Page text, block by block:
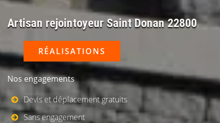
Artisan rejointoyeur Saint Donan 22800
RÉALISATIONS
Nos engagements
Devis et déplacement gratuits
Sans engagement